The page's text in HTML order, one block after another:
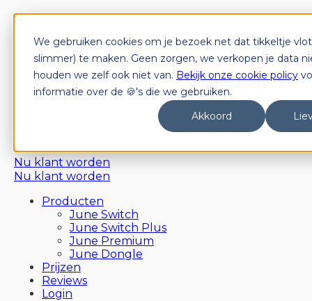
We gebruiken cookies om je bezoek net dat tikkeltje
slimmer) te maken. Geen zorgen, we verkopen je data
houden we zelf ook niet van. Bekijk onze cookie policy
informatie over de 🍪's die we gebruiken.
Akkoord
Producten
June Switch
June Switch Plus
June Premium
June Dongle
Nu klant worden
Nu klant worden
Producten
June Switch
June Switch Plus
June Premium
June Dongle
Prijzen
Reviews
Login